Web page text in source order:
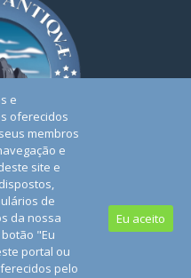
| Conheça nossa
e
oferecidos
membros
e
site e
de
da nossa
"Eu
portal ou
pelo
Eu aceito